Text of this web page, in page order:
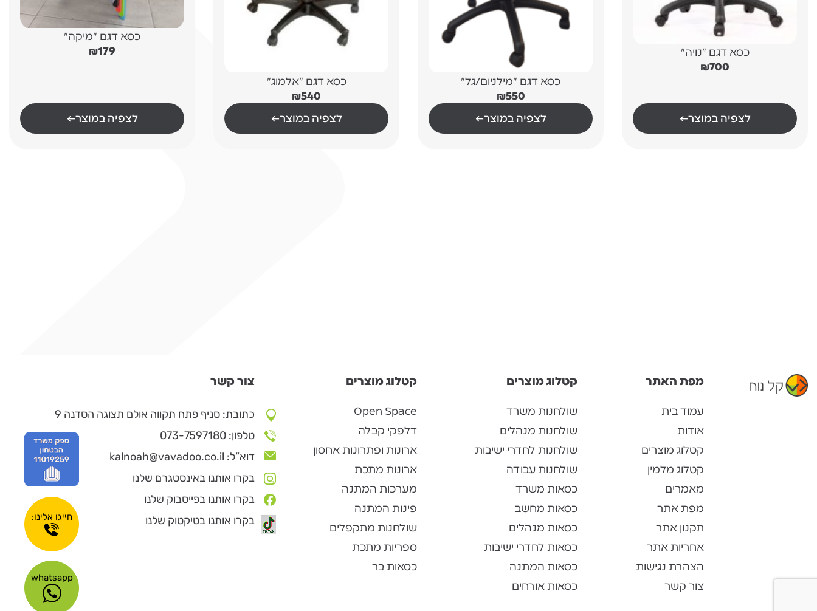
כסא דגם "נויה"
₪700
←לצפיה במוצר
כסא דגם "מילניום/גל"
₪550
←לצפיה במוצר
כסא דגם "אלמוג"
₪540
←לצפיה במוצר
כסא דגם "מיקה"
₪179
←לצפיה במוצר
חייגו אלינו:
whatsapp
מפת האתר
עמוד בית
אודות
קטלוג מוצרים
קטלוג מלמין
מאמרים
מפת אתר
תקנון אתר
אחריות אתר
הצהרת נגישות
צור קשר
קטלוג מוצרים
שולחנות משרד
שולחנות מנהלים
שולחנות לחדרי ישיבות
שולחנות עבודה
כסאות משרד
כסאות מחשב
כסאות מנהלים
כסאות לחדרי ישיבות
כסאות המתנה
כסאות אורחים
קטלוג מוצרים
Open Space
דלפקי קבלה
ארונות ופתרונות אחסון
ארונות מתכת
מערכות המתנה
פינות המתנה
שולחנות מתקפלים
ספריות מתכת
כסאות בר
צור קשר
כתובת: סניף פתח תקווה אולם תצוגה הסדנה 9
טלפון: 073-7597180
דוא”ל: kalnoah@vavadoo.co.il
בקרו אותנו באינסטגרם שלנו
בקרו אותנו בפייסבוק שלנו
בקרו אותנו בטיקטוק שלנו